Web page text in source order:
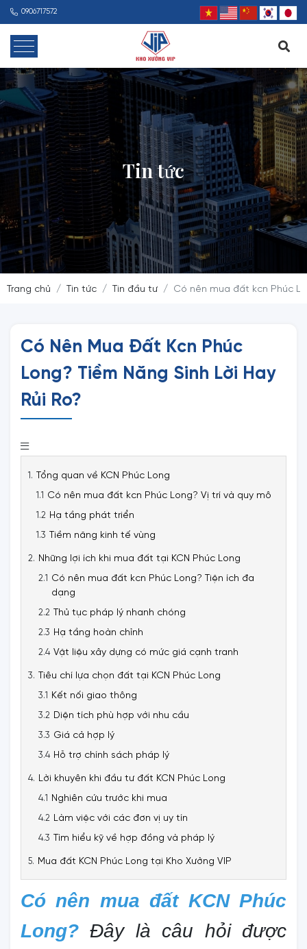
0906717572
Tin tức
Trang chủ Tin tức Tin đầu tư Có nên mua đất kcn Phúc
Có Nên Mua Đất Kcn Phúc
Long? Tiềm Năng Sinh Lời Hay
Rủi Ro?
Tổng quan về KCN Phúc Long
Có nên mua đất kcn Phúc Long? Vị trí và quy mô
Hạ tầng phát triển
Tiềm năng kinh tế vùng
Những lợi ích khi mua đất tại KCN Phúc Long
Có nên mua đất kcn Phúc Long? Tiện ích đa
dạng
Thủ tục pháp lý nhanh chóng
Hạ tầng hoàn chỉnh
Vật liệu xây dựng có mức giá cạnh tranh
Tiêu chí lựa chọn đất tại KCN Phúc Long
Kết nối giao thông
Diện tích phù hợp với nhu cầu
Giá cả hợp lý
Hỗ trợ chính sách pháp lý
Lời khuyên khi đầu tư đất KCN Phúc Long
Nghiên cứu trước khi mua
Làm việc với các đơn vị uy tín
Tìm hiểu kỹ về hợp đồng và pháp lý
Mua đất KCN Phúc Long tại Kho Xưởng VIP
Có nên mua đất KCN Phúc
Long? Đây là câu hỏi được